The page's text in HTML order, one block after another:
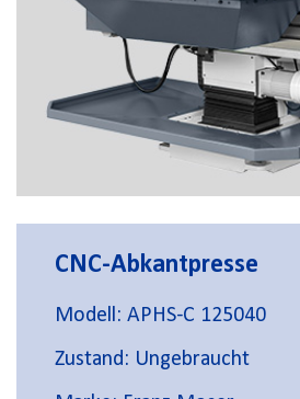
CNC-Abkantpresse
Modell: APHS-C 125040
Zustand: Ungebraucht